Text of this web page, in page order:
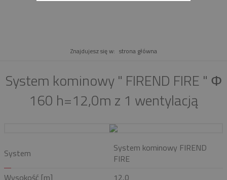
Znajdujesz się w: strona główna
System kominowy " FIREND FIRE " Φ
160 h=12,0m z 1 wentylacją
System
System kominowy FIREND
FIRE
Wysokość [m]
12,0